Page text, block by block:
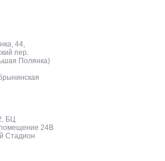
44,
пер.
Полянка)
БЦ
24В
Стадион